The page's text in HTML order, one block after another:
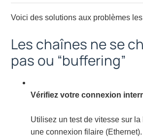
Voici des solutions aux problèmes
Les chaînes ne se
pas ou “buffering”
Vérifiez votre connexion
Utilisez un test de vitesse sur
une connexion filaire (Ethernet).